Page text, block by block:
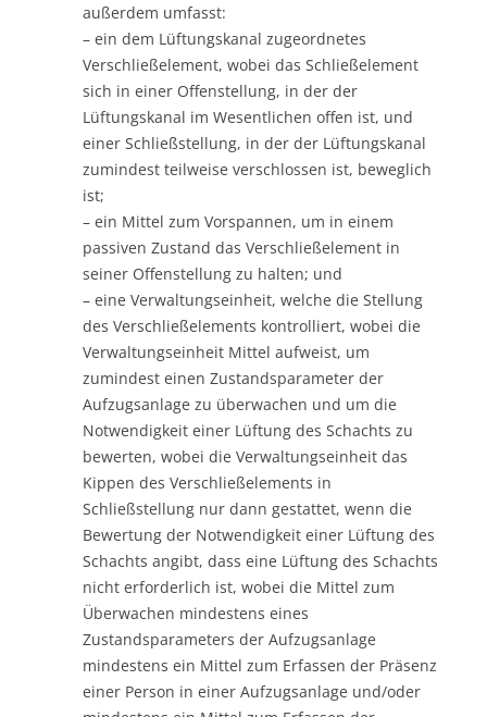
außerdem umfasst:
– ein dem Lüftungskanal zugeordnetes
Verschließelement, wobei das Schließelement
sich in einer Offenstellung, in der der
Lüftungskanal im Wesentlichen offen ist, und
einer Schließstellung, in der der Lüftungskanal
zumindest teilweise verschlossen ist, beweglich
ist;
– ein Mittel zum Vorspannen, um in einem
passiven Zustand das Verschließelement in
seiner Offenstellung zu halten; und
– eine Verwaltungseinheit, welche die Stellung
des Verschließelements kontrolliert, wobei die
Verwaltungseinheit Mittel aufweist, um
zumindest einen Zustandsparameter der
Aufzugsanlage zu überwachen und um die
Notwendigkeit einer Lüftung des Schachts zu
bewerten, wobei die Verwaltungseinheit das
Kippen des Verschließelements in
Schließstellung nur dann gestattet, wenn die
Bewertung der Notwendigkeit einer Lüftung des
Schachts angibt, dass eine Lüftung des Schachts
nicht erforderlich ist, wobei die Mittel zum
Überwachen mindestens eines
Zustandsparameters der Aufzugsanlage
mindestens ein Mittel zum Erfassen der Präsenz
einer Person in einer Aufzugsanlage und/oder